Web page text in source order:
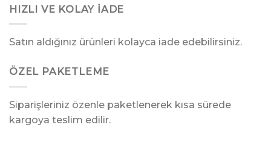
HIZLI VE KOLAY İADE
Satın aldığınız ürünleri kolayca iade edebilirsiniz.
ÖZEL PAKETLEME
Siparişleriniz özenle paketlenerek kısa sürede
kargoya teslim edilir.